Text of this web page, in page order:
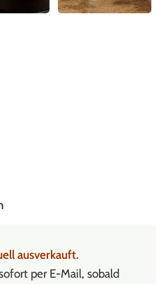
ausverkauft.
per E-Mail, sobald